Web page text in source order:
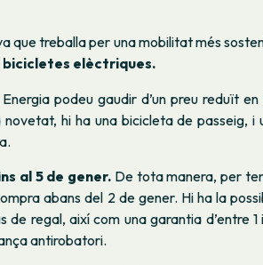
que treballa per una mobilitat més
bicicletes elèctriques.
podeu gaudir d’un preu reduït en
novetat, hi ha una bicicleta de passeig,
al 5 de gener. De tota manera, per
abans del 2 de gener. Hi ha la
de regal, així com una garantia d’entre
antirobatori.